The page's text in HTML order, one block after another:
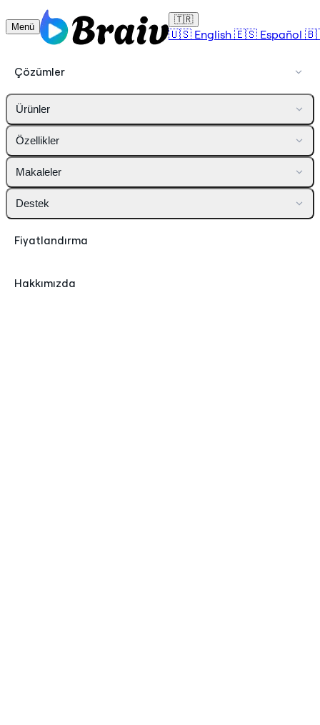
Menü
🇹🇷
🇺🇸 English 🇪🇸 Español
Çözümler
Ürünler
Özellikler
Makaleler
Destek
Fiyatlandırma
Hakkımızda